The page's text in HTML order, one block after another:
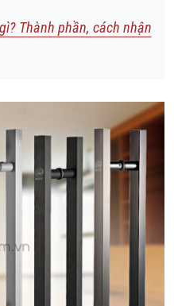
Thành phần, cách nhận